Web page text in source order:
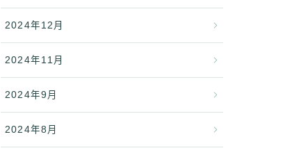
2024年12月
2024年11月
2024年9月
2024年8月